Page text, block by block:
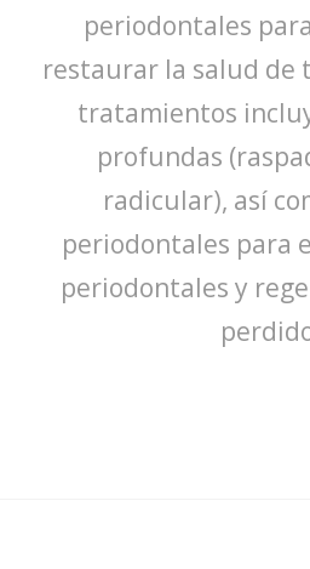
periodontales
restaurar la salud de
tratamientos
profundas
radicular), así
periodontales para
periodontales y